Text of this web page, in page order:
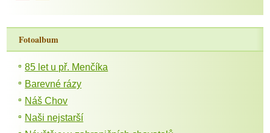
Fotoalbum
85 let u př. Menčíka
Barevné rázy
Náš Chov
Naši nejstarší